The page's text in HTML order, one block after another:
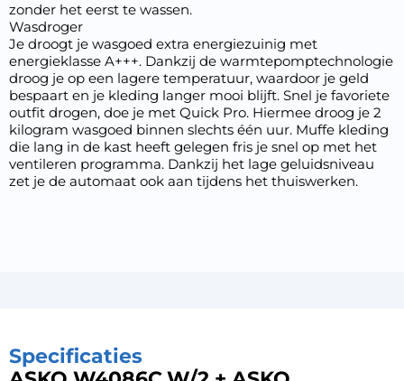
zonder het eerst te wassen.
Wasdroger
Je droogt je wasgoed extra energiezuinig met
energieklasse A+++. Dankzij de warmtepomptechnologie
droog je op een lagere temperatuur, waardoor je geld
bespaart en je kleding langer mooi blijft. Snel je favoriete
outfit drogen, doe je met Quick Pro. Hiermee droog je 2
kilogram wasgoed binnen slechts één uur. Muffe kleding
die lang in de kast heeft gelegen fris je snel op met het
ventileren programma. Dankzij het lage geluidsniveau
zet je de automaat ook aan tijdens het thuiswerken.
Specificaties